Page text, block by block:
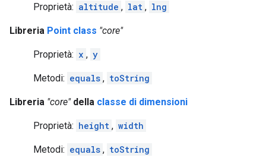
Proprietà: altitude , lat , lng
Libreria Point class "core"
Proprietà: x , y
Metodi: equals , toString
Libreria "core"della classe di dimensioni
Proprietà: height , width
Metodi: equals , toString